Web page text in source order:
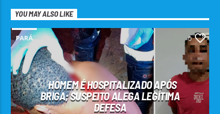
YOU MAY ALSO LIKE
PARÁ 0
HOMEM É HOSPITALIZADO APÓS
BRIGA; SUSPEITO ALEGA LEGÍTIMA
DEFESA